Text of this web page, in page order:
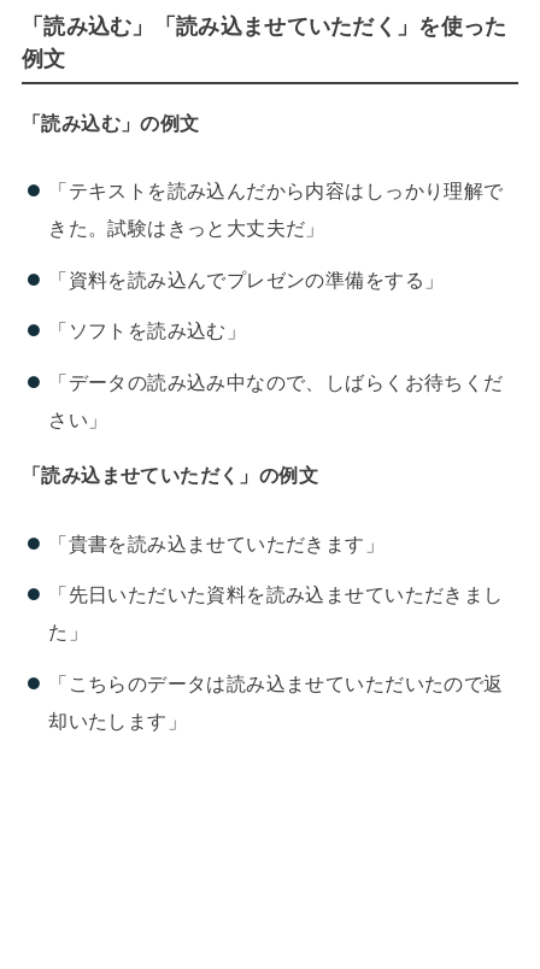
「読み込む」「読み込ませていただく」を使った
例文
「読み込む」の例文
「テキストを読み込んだから内容はしっかり理解で
きた。試験はきっと大丈夫だ」
「資料を読み込んでプレゼンの準備をする」
「ソフトを読み込む」
「データの読み込み中なので、しばらくお待ちくだ
さい」
「読み込ませていただく」の例文
「貴書を読み込ませていただきます」
「先日いただいた資料を読み込ませていただきまし
た」
「こちらのデータは読み込ませていただいたので返
却いたします」